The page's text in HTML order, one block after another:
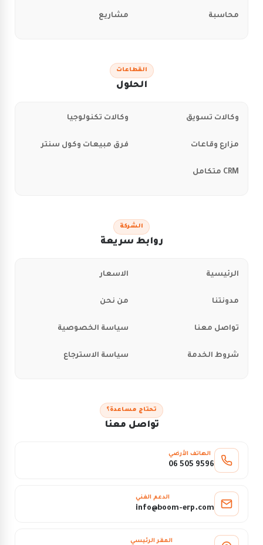
محاسبة مشاريع
القطاعات
الحلول
وكالات تسويق وكالات تكنولوجيا
مزارع وقاعات فرق مبيعات وكول سنتر
CRM متكامل
الشركة
روابط سريعة
الرئيسية الاسعار
مدونتنا من نحن
تواصل معنا سياسة الخصوصية
شروط الخدمة سياسة الاسترجاع
تحتاج مساعدة؟
تواصل معنا
الهاتف الأرضي
06 505 9596
الدعم الفني
info@boom-erp.com
المقر الرئيسي